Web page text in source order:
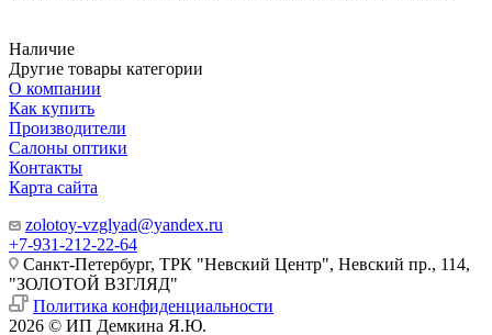
Наличие
Другие товары категории
О компании
Как купить
Производители
Салоны оптики
Контакты
Карта сайта
zolotoy-vzglyad@yandex.ru
+7-931-212-22-64
Санкт-Петербург, ТРК "Невский Центр", Невский пр., 114,
"ЗОЛОТОЙ ВЗГЛЯД"
Политика конфиденциальности
2026 © ИП Демкина Я.Ю.